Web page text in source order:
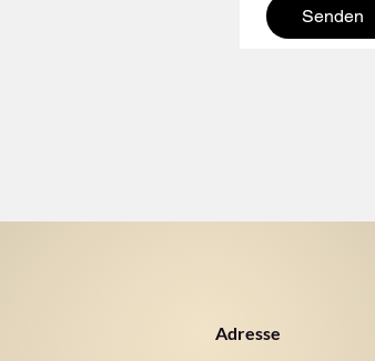
Senden
Adresse